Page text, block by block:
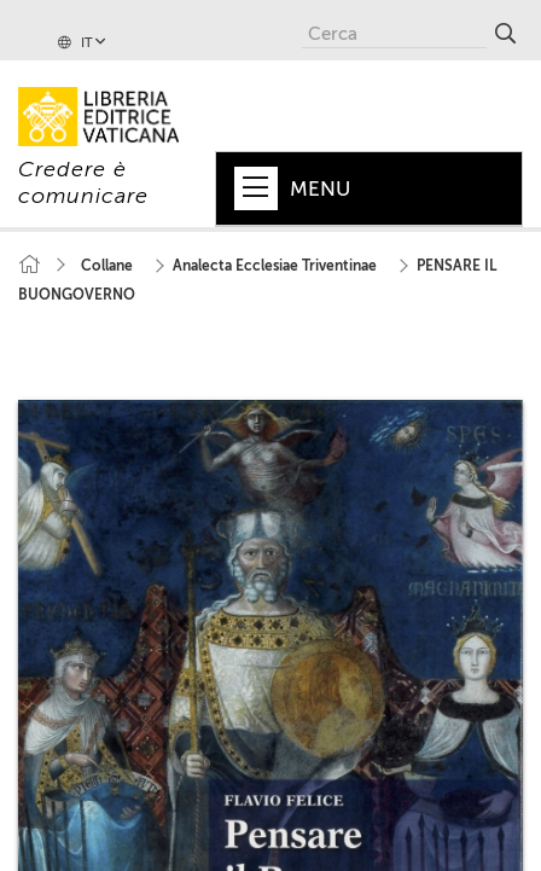
IT
Credere è
comunicare
MENU
+
CHIESA
+
MONDO
+
COLLANE
+
RIVISTE
+
CEI
AUTORI VARI
Collane Analecta Ecclesiae Triventinae
PENSARE IL
BUONGOVERNO